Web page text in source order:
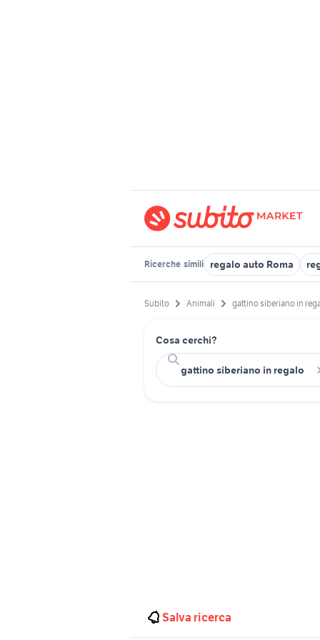
Ricerche simili regalo auto Roma
Subito Animali gattino siberiano in
Cosa cerchi?
Salva ricerca